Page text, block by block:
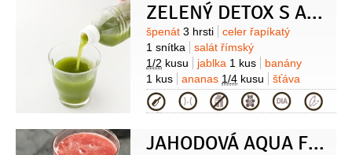
ZELENÝ DETOX S ANANASEM A LUCUMOU
Suroviny
špenát 3 hrsti
celer řapíkatý
1 snítka
salát římský
1/2 kusu jablka 1 kus
banány
1 kus
ananas 1/4 kusu
šťáva
citronová(z 1 citronu) voda (1-2
hrnky)
lucuma1 lžíce
Kategorie
JAHODOVÁ AQUA FRESCA